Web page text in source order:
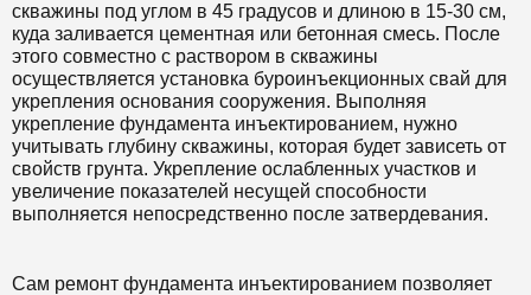
скважины под углом в 45 градусов и длиною в 15-30 см,
куда заливается цементная или бетонная смесь. После
этого совместно с раствором в скважины
осуществляется установка буроинъекционных свай для
укрепления основания сооружения. Выполняя
укрепление фундамента инъектированием, нужно
учитывать глубину скважины, которая будет зависеть от
свойств грунта. Укрепление ослабленных участков и
увеличение показателей несущей способности
выполняется непосредственно после затвердевания.
Сам ремонт фундамента инъектированием позволяет